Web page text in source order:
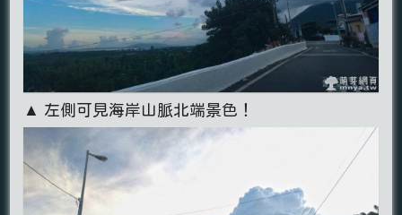
▲ 左側可見海岸山脈北端景色！